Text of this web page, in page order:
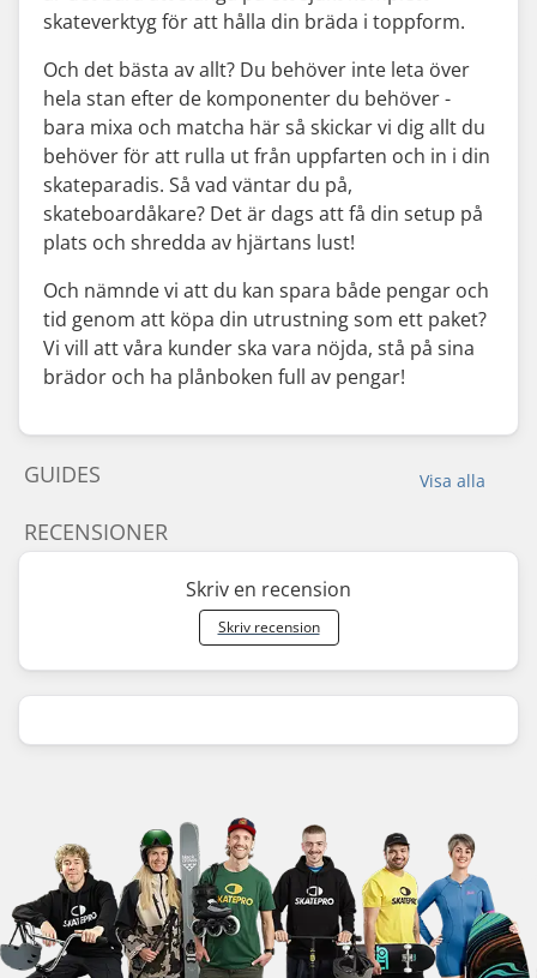
skateverktyg för att hålla din bräda i toppform.
Och det bästa av allt? Du behöver inte leta över
hela stan efter de komponenter du behöver -
bara mixa och matcha här så skickar vi dig allt du
behöver för att rulla ut från uppfarten och in i din
skateparadis. Så vad väntar du på,
skateboardåkare? Det är dags att få din setup på
plats och shredda av hjärtans lust!
Och nämnde vi att du kan spara både pengar och
tid genom att köpa din utrustning som ett paket?
Vi vill att våra kunder ska vara nöjda, stå på sina
brädor och ha plånboken full av pengar!
Visa alla
GUIDES
RECENSIONER
Skriv en recension
Skriv recension